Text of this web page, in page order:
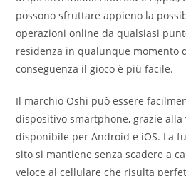
possono sfruttare appieno la
operazioni online da qualsiasi
residenza in qualunque momento
conseguenza il gioco è più facile.
Il marchio Oshi può essere
dispositivo smartphone, grazie alla
disponibile per Android e iOS. La
sito si mantiene senza scadere a
veloce al cellulare che risulta